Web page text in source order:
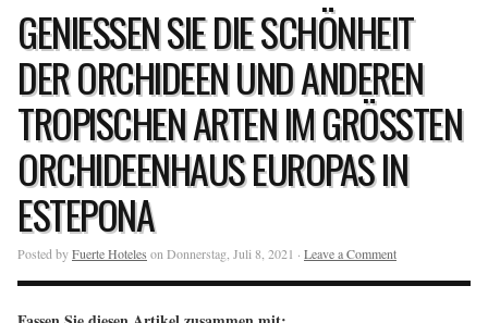
GENIESSEN SIE DIE SCHÖNHEIT D
ER ORCHIDEEN UND ANDEREN T
ROPISCHEN ARTEN IM GRÖSSTEN OR
CHIDEENHAUS EUROPAS IN ES
TEPONA
Posted byFuerte Hoteles on Donnerstag, Juli 8, 2021 · Leave a Comment